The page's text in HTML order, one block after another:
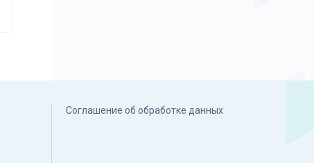
Соглашение об обработке данных